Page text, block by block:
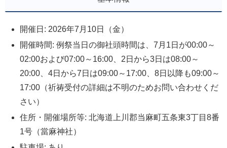
開催日: 2026年7月10日（金）
開催時間: 例祭当日の御社頭時間は、7月1日が00:00～
02:00および07:00～16:00、2日から3日は08:00～
20:00、4日から7日は09:00～17:00、8日以降も09:00～
17:00（祈祷受付の詳細は不明のためお問い合わせくだ
さい）
住所・開催場所等: 北海道上川郡当麻町五条東3丁目8番
1号（當麻神社）